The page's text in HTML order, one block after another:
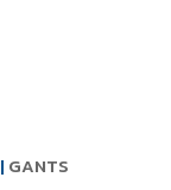
| GANTS